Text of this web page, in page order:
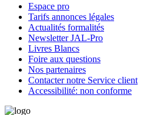
Espace pro
Tarifs annonces légales
Actualités formalités
Newsletter JAL-Pro
Livres Blancs
Foire aux questions
Nos partenaires
Contacter notre Service client
Accessibilité: non conforme